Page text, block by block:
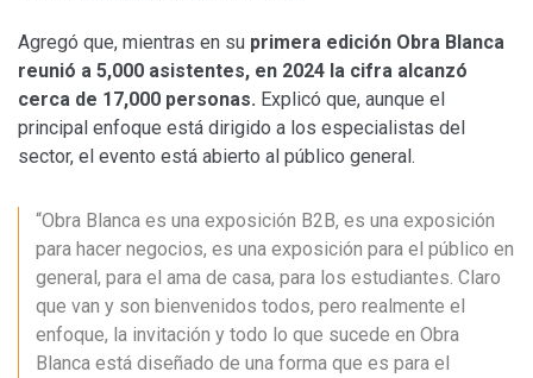
Agregó que, mientras en su primera edición Obra Blanca
reunió a 5,000 asistentes, en 2024 la cifra alcanzó
cerca de 17,000 personas. Explicó que, aunque el
principal enfoque está dirigido a los especialistas del
sector, el evento está abierto al público general.
“Obra Blanca es una exposición B2B, es una exposición
para hacer negocios, es una exposición para el público en
general, para el ama de casa, para los estudiantes. Claro
que van y son bienvenidos todos, pero realmente el
enfoque, la invitación y todo lo que sucede en Obra
Blanca está diseñado de una forma que es para el